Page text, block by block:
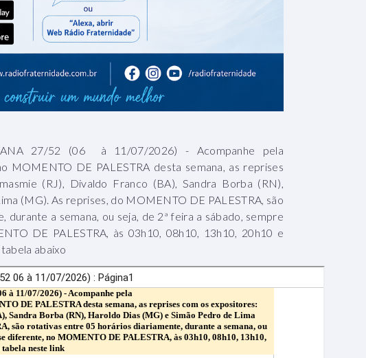
27/52 (06 à 11/07/2026) - Acompanhe pela
MOMENTO DE PALESTRA desta semana, as reprises
(RJ), Divaldo Franco (BA), Sandra Borba (RN),
(MG). As reprises, do MOMENTO DE PALESTRA, são
a semana, ou seja, de 2ª feira a sábado, sempre
DE PALESTRA, às 03h10, 08h10, 13h10, 20h10 e
abaixo